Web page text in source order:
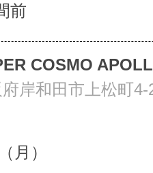
前
COSMO
岸和田市上松町4-
月）